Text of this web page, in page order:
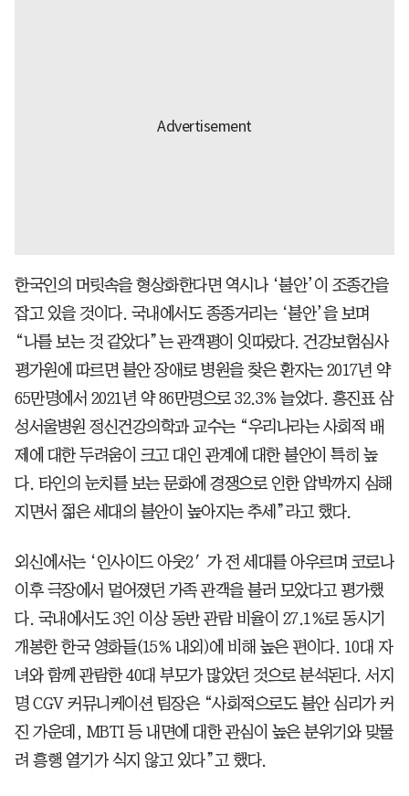
한국인의 머릿속을 형상화한다면 역시나 ‘불안’이 조종간을
잡고 있을 것이다. 국내에서도 종종거리는 ‘불안’을 보며
“나를 보는 것 같았다”는 관객평이 잇따랐다. 건강보험심사
평가원에 따르면 불안 장애로 병원을 찾은 환자는 2017년 약
65만명에서 2021년 약 86만명으로 32.3% 늘었다. 홍진표 삼
성서울병원 정신건강의학과 교수는 “우리나라는 사회적 배
제에 대한 두려움이 크고 대인 관계에 대한 불안이 특히 높
다. 타인의 눈치를 보는 문화에 경쟁으로 인한 압박까지 심해
지면서 젊은 세대의 불안이 높아지는 추세”라고 했다.
외신에서는 ‘인사이드 아웃2′가 전 세대를 아우르며 코로나
이후 극장에서 멀어졌던 가족 관객을 불러 모았다고 평가했
다. 국내에서도 3인 이상 동반 관람 비율이 27.1%로 동시기
개봉한 한국 영화들(15% 내외)에 비해 높은 편이다. 10대 자
녀와 함께 관람한 40대 부모가 많았던 것으로 분석된다. 서지
명 CGV 커뮤니케이션 팀장은 “사회적으로도 불안 심리가 커
진 가운데, MBTI 등 내면에 대한 관심이 높은 분위기와 맞물
려 흥행 열기가 식지 않고 있다”고 했다.